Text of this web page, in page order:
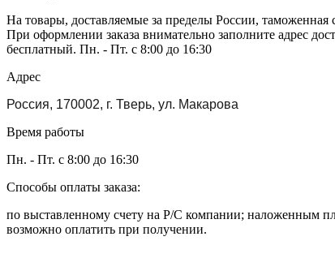
На товары, доставляемые за пределы России,
При оформлении заказа внимательно заполните адрес
бесплатный. Пн. - Пт. с 8:00 до 16:30
Адрес
Россия, 170002, г. Тверь, ул. Макарова
Время работы
Пн. - Пт. с 8:00 до 16:30
Способы оплаты заказа:
по выставленному счету на Р/С компании; наложенным
возможно оплатить при получении.